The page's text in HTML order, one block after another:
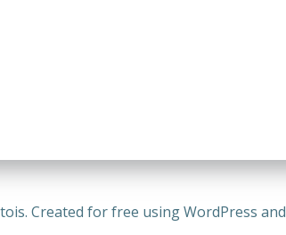
Created for free using WordPress and